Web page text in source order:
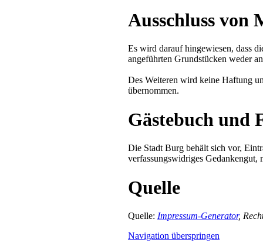
Ausschluss
Es wird darauf hingewiesen, dass
angeführten Grundstücken weder
Des Weiteren wird keine Haftung
übernommen.
Gästebuch und
Die Stadt Burg behält sich vor,
verfassungswidriges Gedankengut,
Quelle
Quelle: Impressum-Generator,
Navigation überspringen